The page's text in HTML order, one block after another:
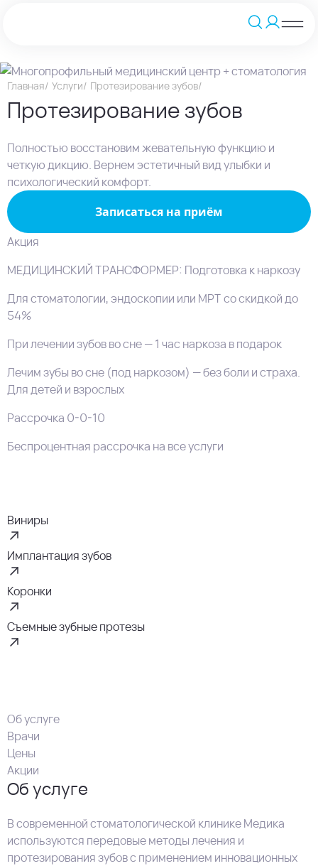
Главная Услуги Протезирование зубов
Протезирование зубов
Полностью восстановим жевательную функцию и
четкую дикцию. Вернем эстетичный вид улыбки и
психологический комфорт.
Записаться на приём
Акция
МЕДИЦИНСКИЙ ТРАНСФОРМЕР: Подготовка к наркозу
Для стоматологии, эндоскопии или МРТ со скидкой до
54%
При лечении зубов во сне — 1 час наркоза в подарок
Лечим зубы во сне (под наркозом) — без боли и страха.
Для детей и взрослых
Рассрочка 0-0-10
Беспроцентная рассрочка на все услуги
Виниры
Имплантация зубов
Коронки
Съемные зубные протезы
Об услуге
Врачи
Цены
Акции
Об услуге
В современной стоматологической клинике Медика
используются передовые методы лечения и
протезирования зубов с применением инновационных